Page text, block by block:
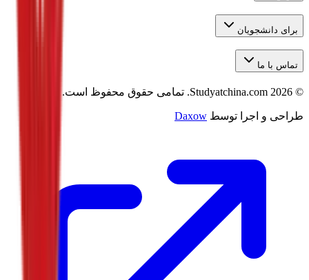
برای دانشجویان
تماس با ما
©
2026 تمامی حقوق محفوظ است.
طراحی و اجرا توسط Daxow